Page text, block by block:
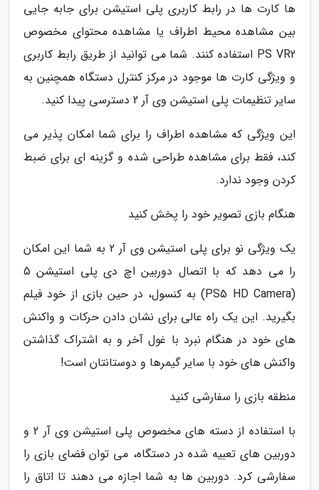
ها کارت ها در رابط کاربری پلی استیشن برای جابه جایی
بین مشاهده محیط اطراف یا مشاهده محتوای مخصوص
PS VR2 استفاده کنند. شما می توانید از طریق رابط کاربری
و ویژگی کارت ها موجود در مرکز کنترل دستگاه همچنین به
سایر تنظیمات پلی استیشن وی آر 2 دسترسی پیدا کنید.
این ویژگی که مشاهده اطراف را برای شما امکان پذیر می
کند، فقط برای مشاهده طراحی شده و گزینه ای برای ضبط
کردن وجود ندارد.
هنگام بازی تصویر خود را پخش کنید
یک ویژگی نو برای پلی استیشن وی آر 2 به شما این امکان
را می دهد که با اتصال دوربین اچ دی پلی استیشن 5
(PS5 HD Camera) به کنسول، در حین بازی از خود فیلم
بگیرید. این یک راه عالی برای نشان دادن حرکات و واکنش
های خود در هنگام نبرد با غول آخر و به اشتراک گذاشتن
واکنش های خود با سایر گیمرها و دوستانتان است!
منطقه بازی را سفارشی کنید
با استفاده از دسته های مخصوص پلی استیشن وی آر 2 و
دوربین های تعبیه شده در دستگاه، می توان فضای بازی را
سفارشی کرد. دوربین ها به شما اجازه می دهند تا اتاق را